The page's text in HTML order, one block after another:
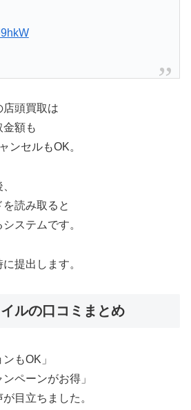
店頭買取は
額も
ンセルもOK。
読み取ると
ステムです。
提出します。
ルの口コミまとめ
もOK」
ペーンがお得」
目立ちました。